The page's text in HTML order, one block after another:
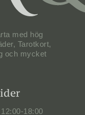
med hög
Tarotkort,
och mycket
12:00-18:00